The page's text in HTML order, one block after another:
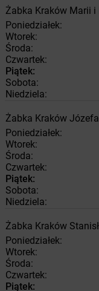
Żabka Kraków Marii i
Poniedziałek:
Wtorek:
Środa:
Czwartek:
Piątek:
Sobota:
Niedziela:
Żabka Kraków
Poniedziałek:
Wtorek:
Środa:
Czwartek:
Piątek:
Sobota:
Niedziela:
Żabka Kraków
Poniedziałek:
Wtorek:
Środa:
Czwartek:
Piątek: